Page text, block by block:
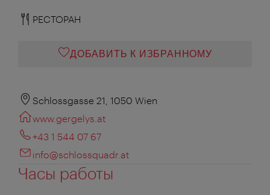
РЕСТОРАН
ДОБАВИТЬ К ИЗБРАННОМУ
Schlossgasse 21, 1050 Wien
www.gergelys.at
+43 1 544 07 67
info@schlossquadr.at
Часы работы